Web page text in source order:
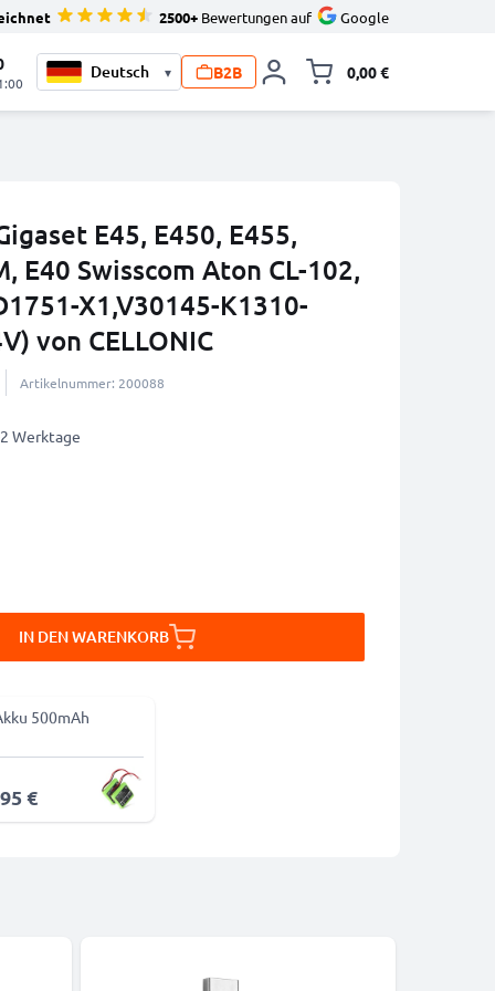
2500+ Bewertungen auf Google
▾ B2B 0,00 €
E45, E450, E455,
E40 Swisscom Aton CL-102,
X1,V30145-K1310-
von CELLONIC
Artikelnummer: 200088
Werktage
IN DEN WARENKORB
500mAh
€